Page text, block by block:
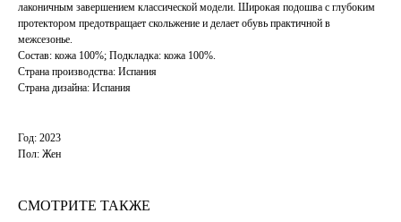
лаконичным завершением классической модели. Широкая подошва с глубоким
протектором предотвращает скольжение и делает обувь практичной в
межсезонье.
Состав: кожа 100%; Подкладка: кожа 100%.
Страна производства: Испания
Страна дизайна: Испания
Год: 2023
Пол: Жен
СМОТРИТЕ ТАКЖЕ